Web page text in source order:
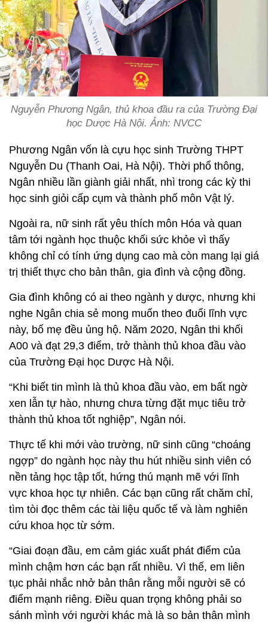
Nguyễn Phương Ngân, thủ khoa đầu ra của Trường Đại
học Dược Hà Nội.Ảnh: NVCC
Phương Ngân vốn là cựu học sinh Trường THPT
Nguyễn Du (Thanh Oai, Hà Nội). Thời phổ thông,
Ngân nhiều lần giành giải nhất, nhì trong các kỳ thi
học sinh giỏi cấp cụm và thành phố môn Vật lý.
Ngoài ra, nữ sinh rất yêu thích môn Hóa và quan
tâm tới ngành học thuộc khối sức khỏe vì thấy
không chỉ có tính ứng dụng cao mà còn mang lại giá
trị thiết thực cho bản thân, gia đình và cộng đồng.
Gia đình không có ai theo ngành y dược, nhưng khi
nghe Ngân chia sẻ mong muốn theo đuổi lĩnh vực
này, bố mẹ đều ủng hộ. Năm 2020, Ngân thi khối
A00 và đạt 29,3 điểm, trở thành thủ khoa đầu vào
của Trường Đại học Dược Hà Nội.
“Khi biết tin mình là thủ khoa đầu vào, em bất ngờ
xen lẫn tự hào, nhưng chưa từng đặt mục tiêu trở
thành thủ khoa tốt nghiệp”, Ngân nói.
Thực tế khi mới vào trường, nữ sinh cũng “choáng
ngợp” do ngành học này thu hút nhiều sinh viên có
nền tảng học tập tốt, hứng thú mạnh mẽ với lĩnh
vực khoa học tự nhiên. Các bạn cũng rất chăm chỉ,
tìm tòi đọc thêm các tài liệu quốc tế và làm nghiên
cứu khoa học từ sớm.
“Giai đoạn đầu, em cảm giác xuất phát điểm của
mình chậm hơn các bạn rất nhiều. Vì thế, em liên
tục phải nhắc nhở bản thân rằng mỗi người sẽ có
điểm mạnh riêng. Điều quan trọng không phải so
sánh mình với người khác mà là so bản thân mình